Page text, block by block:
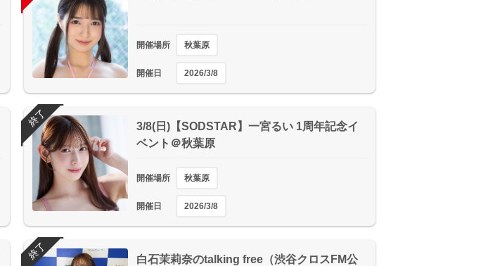
開催場所 秋葉原
開催日 2026/3/8
3/8(日)【SODSTAR】一宮るい 1周年記念イ
ベント＠秋葉原
開催場所 秋葉原
開催日 2026/3/8
終了
白石茉莉奈のtalking free（渋谷クロスFM公
終了